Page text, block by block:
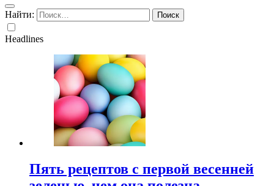
Найти:
Headlines
Пять рецептов с первой весенней